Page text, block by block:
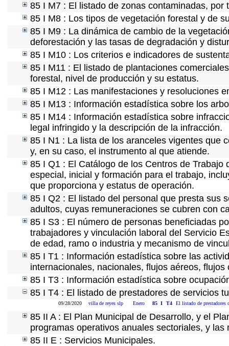
85 I M7 : El listado de zonas contaminadas,
85 I M8 : Los tipos de vegetación forestal y de
85 I M9 : La dinámica de cambio de la
deforestación y las tasas de degradación y
85 I M10 : Los criterios e indicadores de
85 I M11 : El listado de plantaciones
forestal, nivel de producción y su estatus.
85 I M12 : Las manifestaciones y resoluciones
85 I M13 : Información estadística sobre los
85 I M14 : Información estadística sobre
legal infringido y la descripción de la infracción.
85 I N1 : La lista de los aranceles vigentes que
y, en su caso, el instrumento al que atiende.
85 I Q1 : El Catálogo de los Centros de
especial, inicial y formación para el trabajo,
que proporciona y estatus de operación.
85 I Q2 : El listado del personal que presta sus
adultos, cuyas remuneraciones se cubren con
85 I S3 : El número de personas beneficiadas
trabajadores y vinculación laboral del Servicio
de edad, ramo o industria y mecanismo de
85 I T1 : Información estadística sobre las
internacionales, nacionales, flujos aéreos, flujos
85 I T3 : Información estadística sobre
85 I T4 : El listado de prestadores de servicios
09/28/2020 villa de reyes slp Enero 85 I T4 El listado de prestadores
85 II A : El Plan Municipal de Desarrollo, y el
programas operativos anuales sectoriales, y
85 II E : Servicios Municipales.